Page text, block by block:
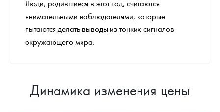
Люди, родившиеся в этот год, считаются
внимательными наблюдателями, которые
пытаются делать выводы из тонких сигналов
окружающего мира.
Динамика изменения цены